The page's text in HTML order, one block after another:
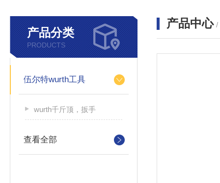
产品分类
PRODUCTS
伍尔特wurth工具
wurth千斤顶，扳手
查看全部
产品中心 /